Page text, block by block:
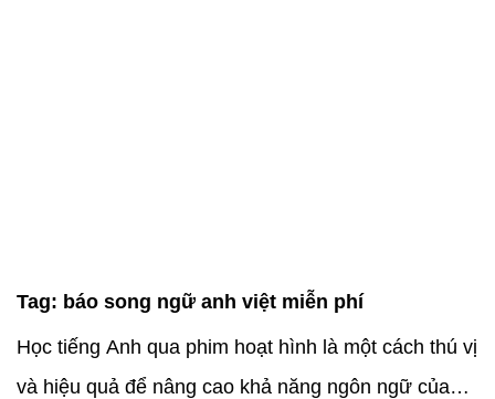
Tag: báo song ngữ anh việt miễn phí
Học tiếng Anh qua phim hoạt hình là một cách thú vị
và hiệu quả để nâng cao khả năng ngôn ngữ của